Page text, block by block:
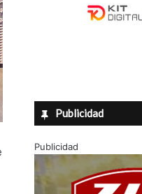
Publicidad
Publicidad